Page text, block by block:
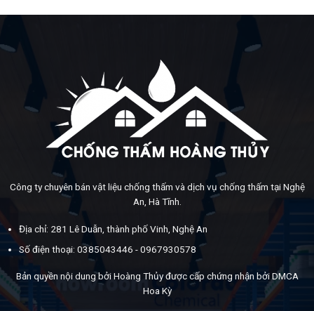
Công ty chuyên bán vật liệu chống thấm và dịch vụ chống thấm tại Nghệ
An, Hà Tĩnh.
Địa chỉ: 281 Lê Duẫn, thành phố Vinh, Nghệ An
Số điện thoại: 0385043446 - 0967930578
Bản quyền nội dung bởi Hoàng Thủy được cấp chứng nhận bởi DMCA
Hoa Kỳ